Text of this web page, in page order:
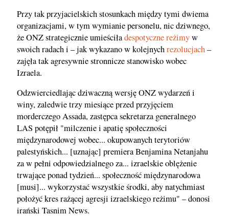
Przy tak przyjacielskich stosunkach między tymi dwiema
organizacjami, w tym wymianie personelu, nic dziwnego,
że ONZ strategicznie umieściładespotyczne reżimyw
swoich radach i – jak wykazano w kolejnychrezolucjach–
zajęła tak agresywnie stronnicze stanowisko wobec
Izraela.
Odzwierciedlając dziwaczną wersję ONZ wydarzeń i
winy, zaledwie trzy miesiące przed przyjęciem
morderczego Assada, zastępca sekretarza generalnego
LAS potępił "milczenie i apatię społeczności
międzynarodowej wobec... okupowanych terytoriów
palestyńskich... [uznając] premiera Benjamina Netanjahu
za w pełni odpowiedzialnego za... izraelskie oblężenie
trwające ponad tydzień... społeczność międzynarodowa
[musi]... wykorzystać wszystkie środki, aby natychmiast
położyć kres rażącej agresji izraelskiego reżimu" – donosi
irański Tasnim News.